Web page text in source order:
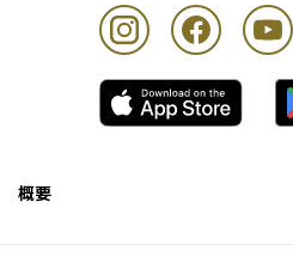
概要